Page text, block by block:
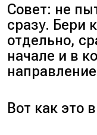
Совет: не
сразу. Бери
отдельно,
начале и в
Вот как это